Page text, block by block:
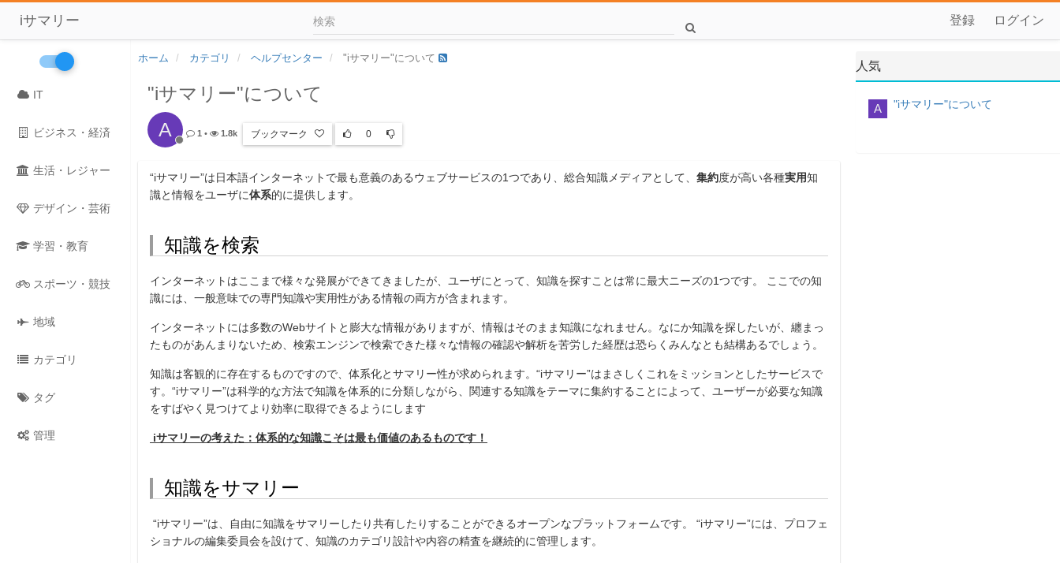
iサマリー 登録 ログイン
IT
ビジネス・経済
生活・レジャー
デザイン・芸術
学習・教育
スポーツ・競技
地域
カテゴリ
タグ
管理
ホーム カテゴリ ヘルプセンター "iサマリー"について
"iサマリー"について
A 1 • 1.8k ブックマーク 0
“iサマリー”は日本語インターネットで最も意義のあるウェブサービスの1つであり、総合知識メディアとして、 集約度が高い各種実用知
識と情報をユーザに体系的に提供します。
知識を検索
インターネットはここまで様々な発展ができてきましたが、ユーザにとって、知識を探すことは常に最大ニーズの1つです。 ここでの知
識には、一般意味での専門知識や実用性がある情報の両方が含まれます。
インターネットには多数のWebサイトと膨大な情報がありますが、情報はそのまま知識になれません。なにか知識を探したいが、纏まっ
たものがあんまりないため、検索エンジンで検索できた様々な情報の確認や解析を苦労した経歴は恐らくみんなとも結構あるでしょう。
知識は客観的に存在するものですので、体系化とサマリー性が求められます。“iサマリー”はまさしくこれをミッションとしたサービスで
す。“iサマリー”は科学的な方法で知識を体系的に分類しながら、関連する知識をテーマに集約することによって、ユーザーが必要な知識
をすばやく見つけてより効率に取得できるようにします
iサマリーの考えた：体系的な知識こそは最も価値のあるものです！
知識をサマリー
“iサマリー”は、自由に知識をサマリーしたり共有したりすることができるオープンなプラットフォームです。 “iサマリー”には、プロフェ
ショナルの編集委員会を設けて、知識のカテゴリ設計や内容の精査を継続的に管理します。
人気
A "iサマリー"について